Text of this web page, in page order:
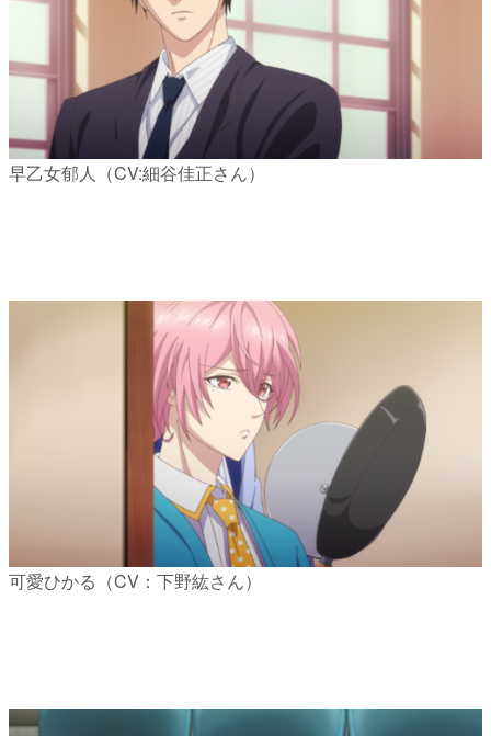
早乙女郁人（CV:細谷佳正さん）
可愛ひかる（CV：下野紘さん）